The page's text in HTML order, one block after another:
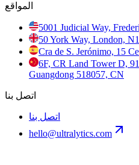
المواقع
5001 Judicial Way,
50 York Way, London,
Cra de S. Jerónimo, 15
6F, CR Land Tower D,
Guangdong 518057, CN
اتصل بنا
اتصل بنا
hello@ultralytics.com